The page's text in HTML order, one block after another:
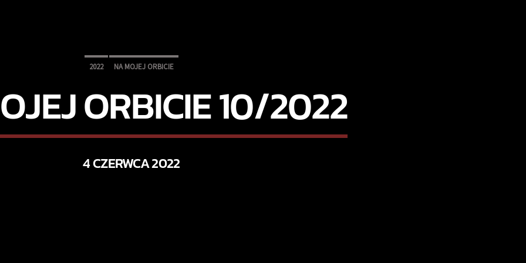
2022 NA MOJEJ ORBICIE
ORBICIE 10/2022
4 CZERWCA 2022